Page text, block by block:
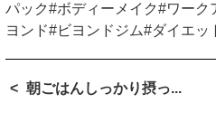
パック#ボディーメイク#ワーク
ヨンド#ビヨンドジム#ダイエッ
朝ごはんしっかり摂っ...